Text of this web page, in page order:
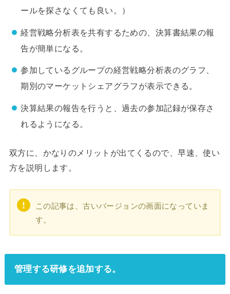
ールを探さなくても良い。）
経営戦略分析表を共有するための、決算書結果の報
告が簡単になる。
参加しているグループの経営戦略分析表のグラフ、
期別のマーケットシェアグラフが表示できる。
決算結果の報告を行うと、過去の参加記録が保存さ
れるようになる。
双方に、かなりのメリットが出てくるので、早速、使い
方を説明します。
この記事は、古いバージョンの画面になっていま
す。
管理する研修を追加する。